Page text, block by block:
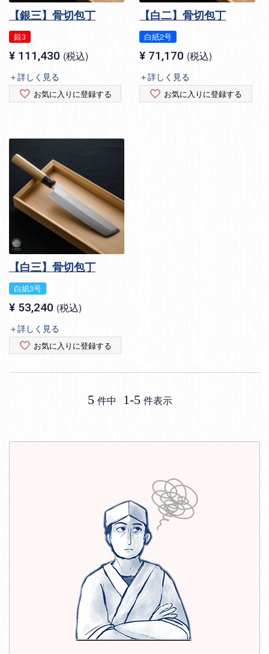
【銀三】骨切包丁
銀3
¥ 111,430 税込
＋詳しく見る
お気に入りに登録する
【白二】骨切包丁
白紙2号
¥ 71,170 税込
＋詳しく見る
お気に入りに登録する
【白三】骨切包丁
白紙3号
¥ 53,240 税込
＋詳しく見る
お気に入りに登録する
5 件中 1-5 件表示